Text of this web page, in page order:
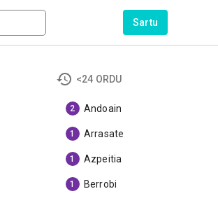
Sartu
<24 ORDU
2 Andoain
1 Arrasate
1 Azpeitia
1 Berrobi